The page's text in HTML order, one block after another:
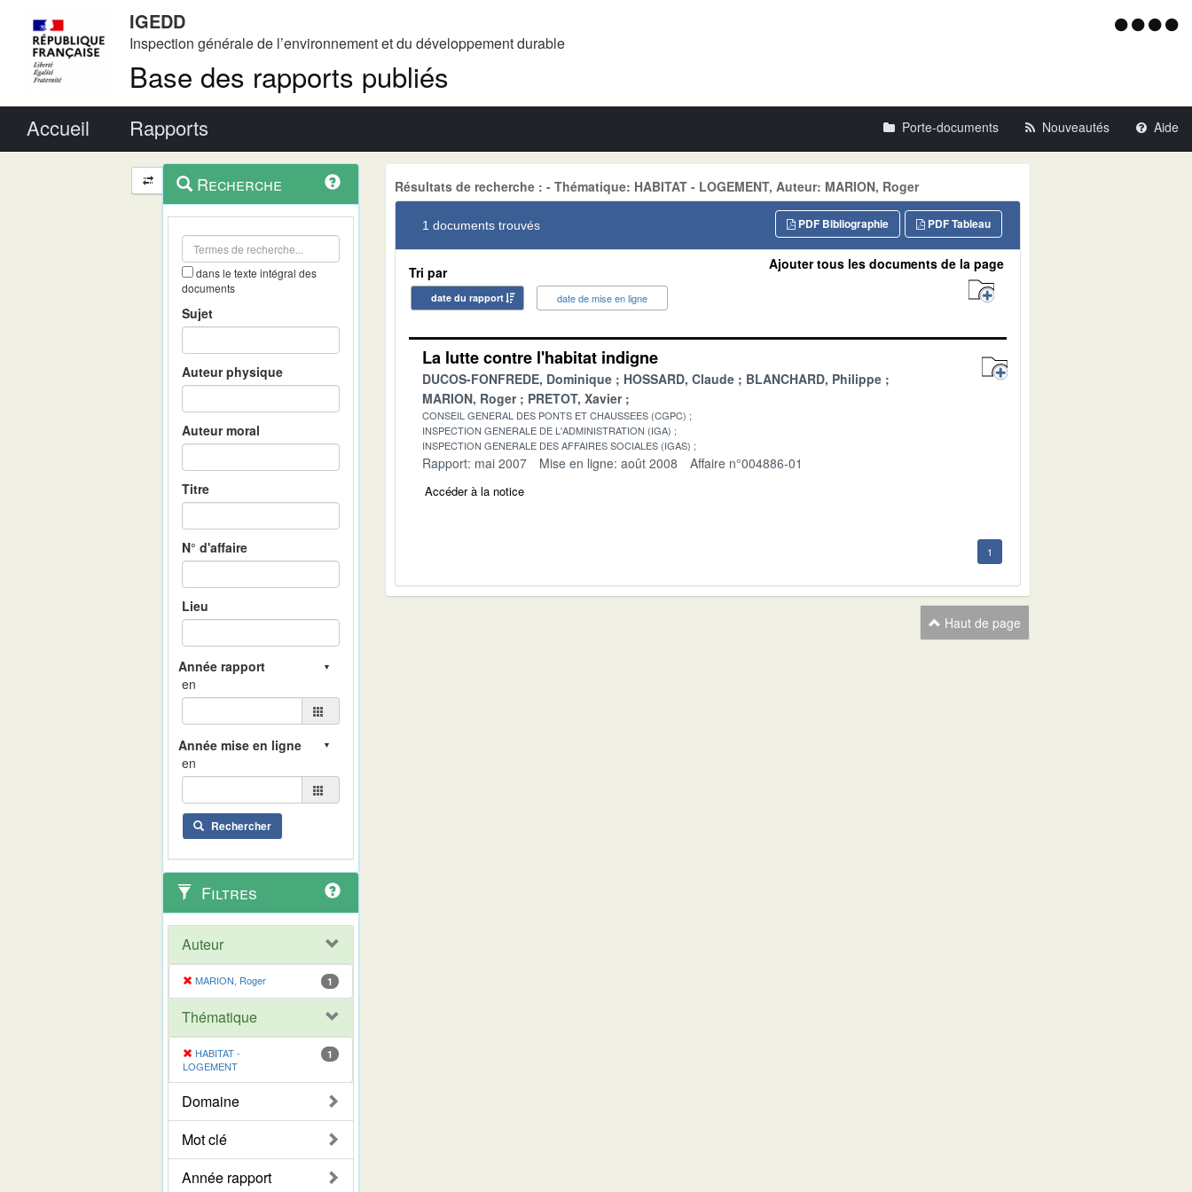
IGEDD
Inspection générale de l’environnement et du développement durable
Base des rapports publiés
Menu
Accueil Rapports Porte-documents Nouveautés Aide
Navigation
et
outils
contextuel
Recherche
dans le texte intégral des
documents
Sujet
Auteur physique
Auteur moral
Titre
N° d'affaire
Lieu
en
en
Rechercher
Filtres
Auteur
MARION, Roger 1
Thématique
HABITAT -
LOGEMENT
1
Domaine
Mot clé
Année rapport
Résultats de recherche : - Thématique: HABITAT - LOGEMENT, Auteur: MARION, Roger
1 documents trouvés PDF Tableau
PDF Bibliographie
Tri par
date du rapport date de mise en ligne
Ajouter tous les documents de la page
La lutte contre l'habitat indigne
DUCOS-FONFREDE, Dominique HOSSARD, Claude
BLANCHARD, Philippe
MARION, Roger
PRETOT, Xavier
CONSEIL GENERAL DES PONTS ET CHAUSSEES (CGPC)
INSPECTION GENERALE DE L'ADMINISTRATION (IGA)
INSPECTION GENERALE DES AFFAIRES SOCIALES (IGAS)
Rapport: mai 2007 Mise en ligne: août 2008 Affaire n°004886-01
Accéder à la notice
1
Haut de page